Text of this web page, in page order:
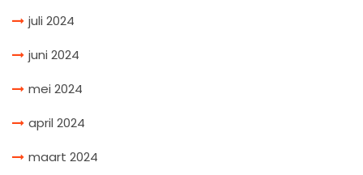
juli 2024
juni 2024
mei 2024
april 2024
maart 2024